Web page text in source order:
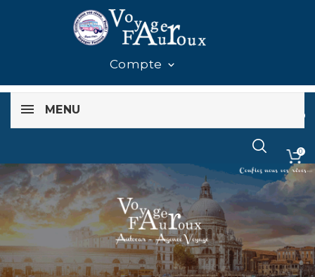
Compte 
MENU
0